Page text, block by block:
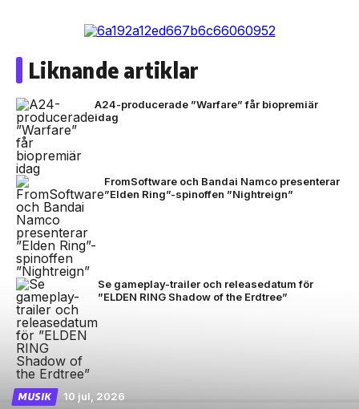
Liknande artiklar
A24-producerade ”Warfare” får biopremiär
idag
FromSoftware och Bandai Namco presenterar
”Elden Ring”-spinoffen ”Nightreign”
Se gameplay-trailer och releasedatum för
”ELDEN RING Shadow of the Erdtree”
MUSIK 10 jul, 2026